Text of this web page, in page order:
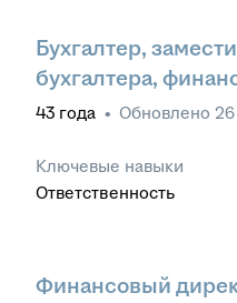
Бухгалтер,
бухгалтера,
43 года • Обновлено
Ключевые навыки
Ответственность
Финансовый